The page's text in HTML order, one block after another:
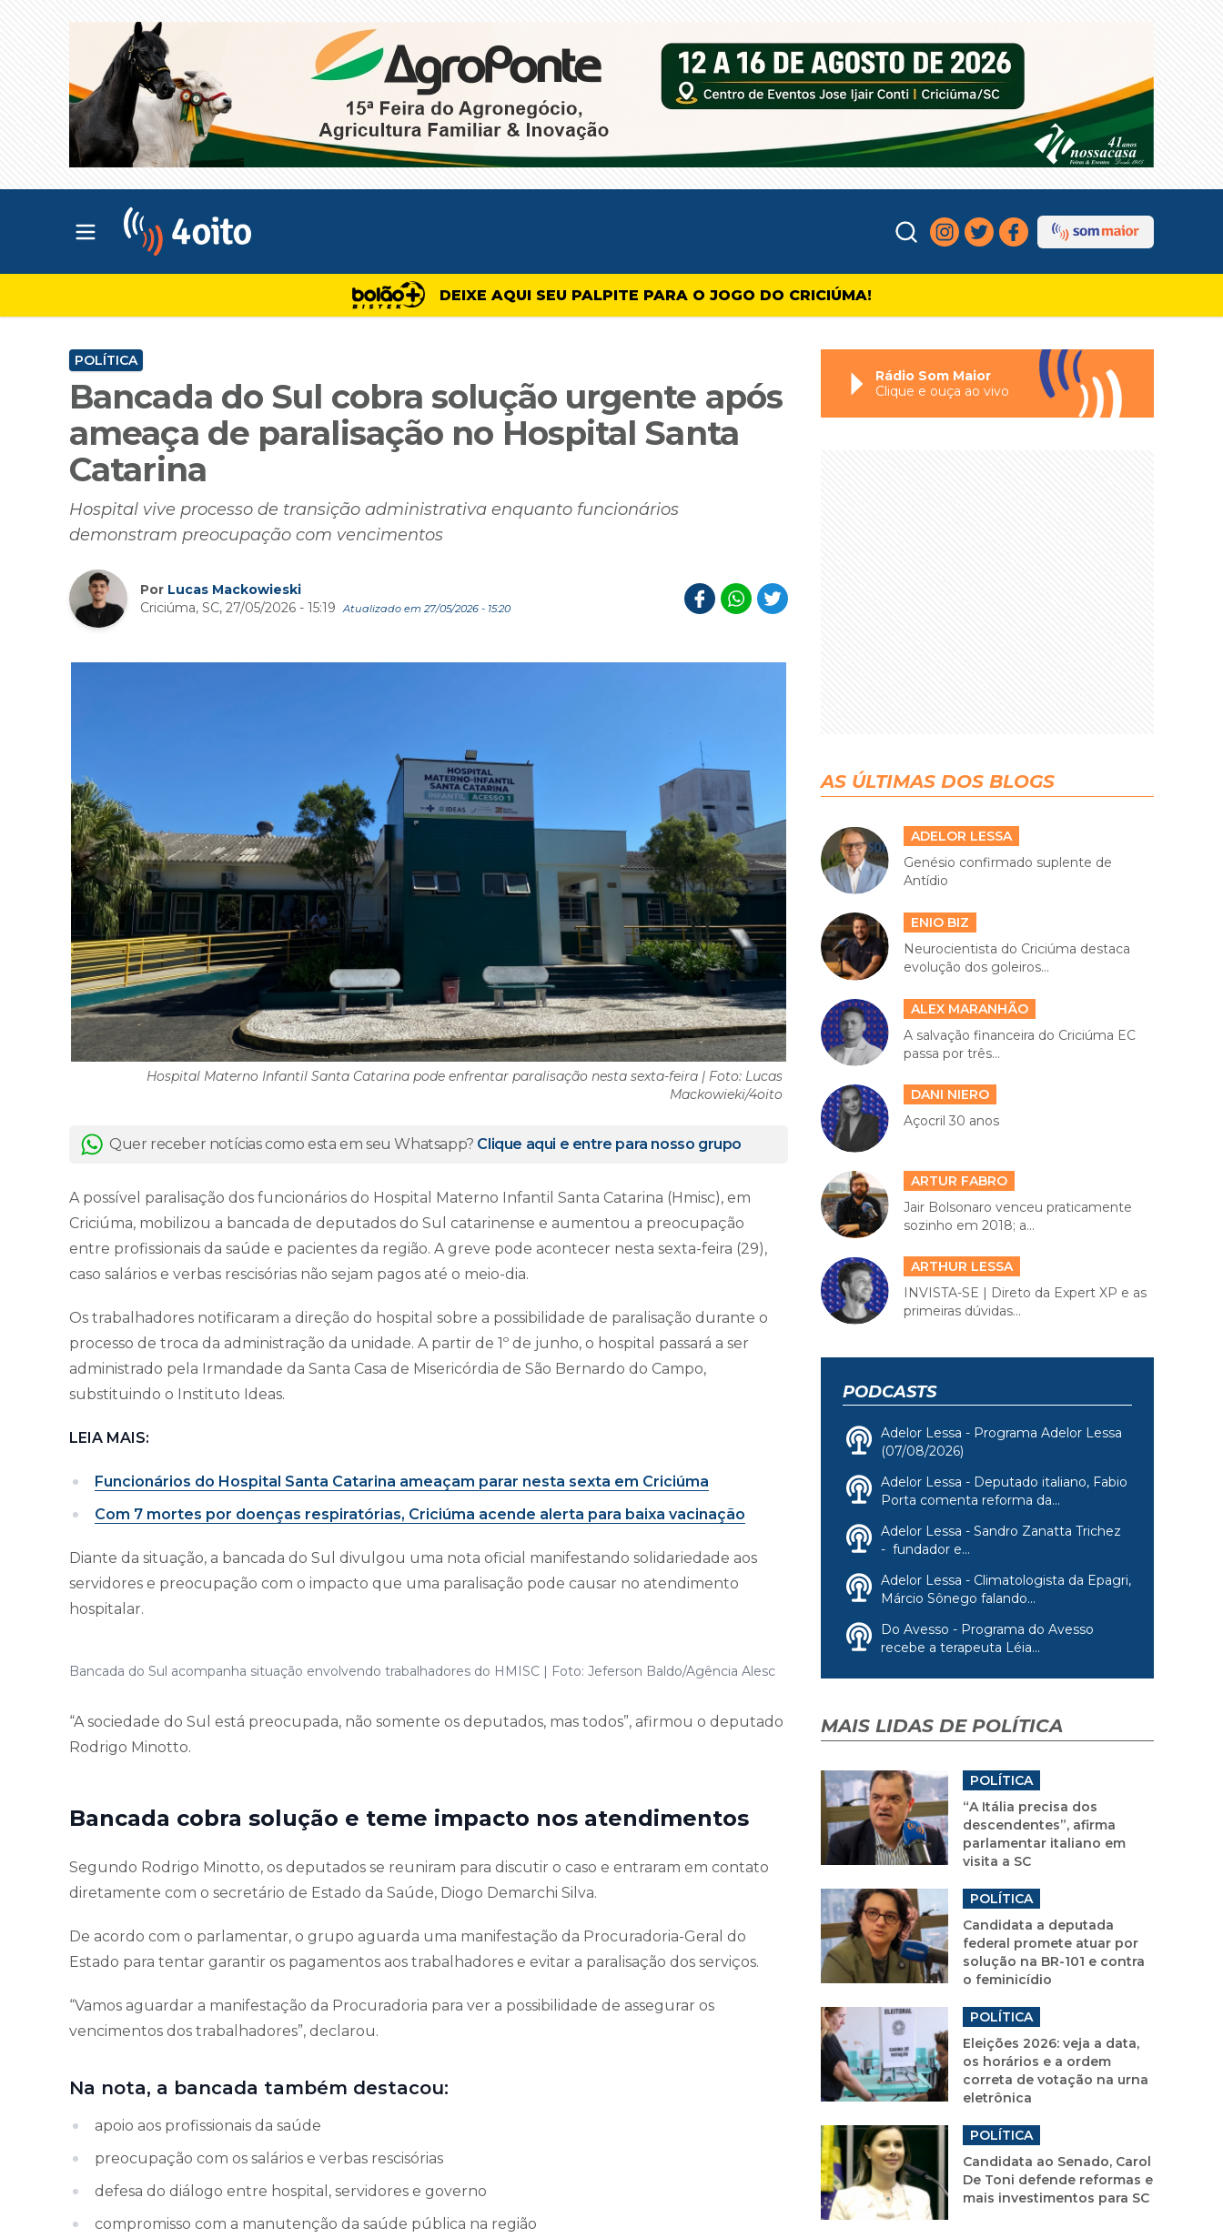
Abrir menu principal
DEIXE AQUI SEU PALPITE PARA O JOGO DO CRICIÚMA!
POLÍTICA
Bancada do Sul cobra solução urgente após
ameaça de paralisação no Hospital Santa
Catarina
Hospital vive processo de transição administrativa enquanto funcionários
demonstram preocupação com vencimentos
Por Lucas Mackowieski
Criciúma, SC, 27/05/2026 - 15:19
Atualizado em 27/05/2026 - 15:20
Hospital Materno Infantil Santa Catarina pode enfrentar paralisação nesta sexta-feira | Foto: Lucas
Mackowieki/4oito
Quer receber notícias como esta em seu Whatsapp? Clique aqui e entre para nosso grupo
A possível paralisação dos funcionários do Hospital Materno Infantil Santa Catarina (Hmisc), em
Criciúma, mobilizou a bancada de deputados do Sul catarinense e aumentou a preocupação
entre profissionais da saúde e pacientes da região. A greve pode acontecer nesta sexta-feira (29),
caso salários e verbas rescisórias não sejam pagos até o meio-dia.
Os trabalhadores notificaram a direção do hospital sobre a possibilidade de paralisação durante o
processo de troca da administração da unidade. A partir de 1º de junho, o hospital passará a ser
administrado pela Irmandade da Santa Casa de Misericórdia de São Bernardo do Campo,
substituindo o Instituto Ideas.
LEIA MAIS:
Funcionários do Hospital Santa Catarina ameaçam parar nesta sexta em Criciúma
Com 7 mortes por doenças respiratórias, Criciúma acende alerta para baixa vacinação
Diante da situação, a bancada do Sul divulgou uma nota oficial manifestando solidariedade aos
servidores e preocupação com o impacto que uma paralisação pode causar no atendimento
hospitalar.
Bancada do Sul acompanha situação envolvendo trabalhadores do HMISC | Foto: Jeferson Baldo/Agência Alesc
“A sociedade do Sul está preocupada, não somente os deputados, mas todos”, afirmou o deputado
Rodrigo Minotto.
Bancada cobra solução e teme impacto nos atendimentos
Segundo Rodrigo Minotto, os deputados se reuniram para discutir o caso e entraram em contato
diretamente com o secretário de Estado da Saúde, Diogo Demarchi Silva.
De acordo com o parlamentar, o grupo aguarda uma manifestação da Procuradoria-Geral do
Estado para tentar garantir os pagamentos aos trabalhadores e evitar a paralisação dos serviços.
“Vamos aguardar a manifestação da Procuradoria para ver a possibilidade de assegurar os
vencimentos dos trabalhadores”, declarou.
Na nota, a bancada também destacou:
apoio aos profissionais da saúde
preocupação com os salários e verbas rescisórias
defesa do diálogo entre hospital, servidores e governo
compromisso com a manutenção da saúde pública na região
Rádio Som Maior
Clique e ouça ao vivo
AS ÚLTIMAS DOS BLOGS
ADELOR LESSA
Genésio confirmado suplente de
Antídio
ENIO BIZ
Neurocientista do Criciúma destaca
evolução dos goleiros...
ALEX MARANHÃO
A salvação financeira do Criciúma EC
passa por três...
DANI NIERO
Açocril 30 anos
ARTUR FABRO
Jair Bolsonaro venceu praticamente
sozinho em 2018; a...
ARTHUR LESSA
INVISTA-SE | Direto da Expert XP e as
primeiras dúvidas...
PODCASTS
Adelor Lessa - Programa Adelor Lessa
(07/08/2026)
Adelor Lessa - Deputado italiano, Fabio
Porta comenta reforma da...
Adelor Lessa - Sandro Zanatta Trichez
- fundador e...
Adelor Lessa - Climatologista da Epagri,
Márcio Sônego falando...
Do Avesso - Programa do Avesso
recebe a terapeuta Léia...
MAIS LIDAS DE POLÍTICA
POLÍTICA
“A Itália precisa dos
descendentes”, afirma
parlamentar italiano em
visita a SC
POLÍTICA
Candidata a deputada
federal promete atuar por
solução na BR-101 e contra
o feminicídio
POLÍTICA
Eleições 2026: veja a data,
os horários e a ordem
correta de votação na urna
eletrônica
POLÍTICA
Candidata ao Senado, Carol
De Toni defende reformas e
mais investimentos para SC